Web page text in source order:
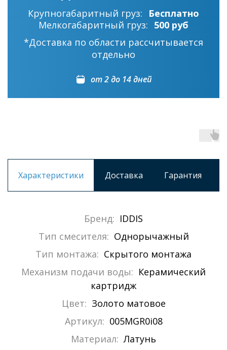
Крупногабаритный груз:
Бесплатно
Мелкогабаритный груз: 500 руб
*Доставка по области рассчитывается
отдельно
от 2 до 14 дней
Характеристики Доставка Гарантия
Бренд: IDDIS
Тип смесителя: Однорычажный
Тип монтажа: Скрытого монтажа
Механизм подачи воды: Керамический
картридж
Цвет: Золото матовое
Артикул: 005MGR0i08
Материал: Латунь